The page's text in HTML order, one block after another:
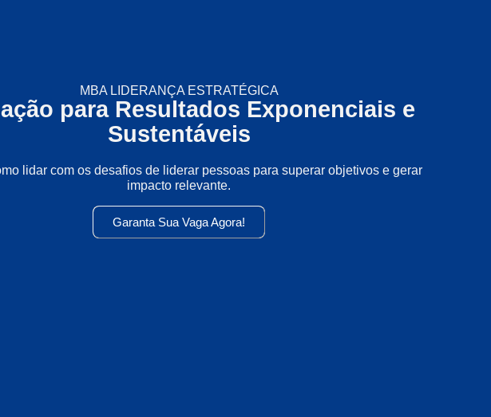
MBA LIDERANÇA ESTRATÉGICA
para Resultados Exponenciais e
Sustentáveis
lidar com os desafios de liderar pessoas para superar objetivos e gerar
impacto relevante.
Garanta Sua Vaga Agora!